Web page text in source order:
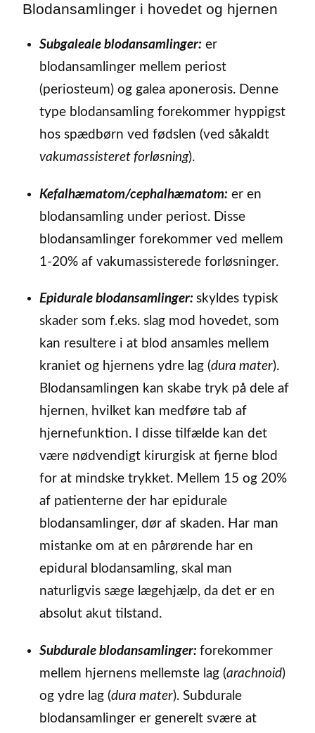
Blodansamlinger i hovedet og hjernen
Subgaleale blodansamlinger: er
blodansamlinger mellem periost
(periosteum) og galea aponerosis. Denne
type blodansamling forekommer hyppigst
hos spædbørn ved fødslen (ved såkaldt
vakumassisteret forløsning).
Kefalhæmatom/cephalhæmatom: er en
blodansamling under periost. Disse
blodansamlinger forekommer ved mellem
1-20% af vakumassisterede forløsninger.
Epidurale blodansamlinger: skyldes typisk
skader som f.eks. slag mod hovedet, som
kan resultere i at blod ansamles mellem
kraniet og hjernens ydre lag (dura mater).
Blodansamlingen kan skabe tryk på dele af
hjernen, hvilket kan medføre tab af
hjernefunktion. I disse tilfælde kan det
være nødvendigt kirurgisk at fjerne blod
for at mindske trykket. Mellem 15 og 20%
af patienterne der har epidurale
blodansamlinger, dør af skaden. Har man
mistanke om at en pårørende har en
epidural blodansamling, skal man
naturligvis sæge lægehjælp, da det er en
absolut akut tilstand.
Subdurale blodansamlinger: forekommer
mellem hjernens mellemste lag (arachnoid)
og ydre lag (dura mater). Subdurale
blodansamlinger er generelt svære at